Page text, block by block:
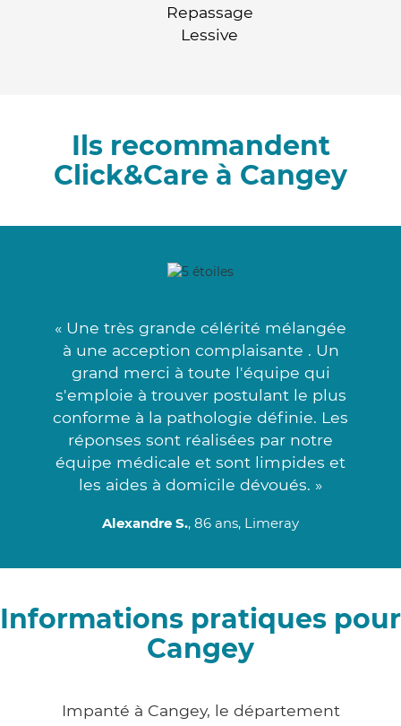
Repassage
Lessive
Ils recommandent
Click&Care à Cangey
« Une très grande célérité mélangée
à une acception complaisante . Un
grand merci à toute l'équipe qui
s'emploie à trouver postulant le plus
conforme à la pathologie définie. Les
réponses sont réalisées par notre
équipe médicale et sont limpides et
les aides à domicile dévoués. »
Alexandre S., 86 ans, Limeray
Informations pratiques pour
Cangey
Impanté à Cangey, le département